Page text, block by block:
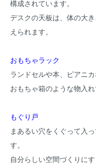
構成されています。
デスクの天板は、体の大
えられます。
おもちゃラック
ランドセルや本、ピアニ
おもちゃ箱のような物入れ
もぐり戸
まあるい穴をくぐって入
す。
自分らしい空間づくりに